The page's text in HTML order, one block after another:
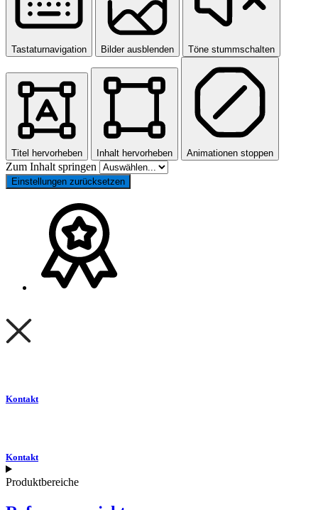
Tastaturnavigation Bilder ausblenden Töne stummschalten
Titel hervorheben Inhalt hervorheben Animationen stoppen
Zum Inhalt springen
Einstellungen zurücksetzen
Kontakt
Kontakt
Produktbereiche